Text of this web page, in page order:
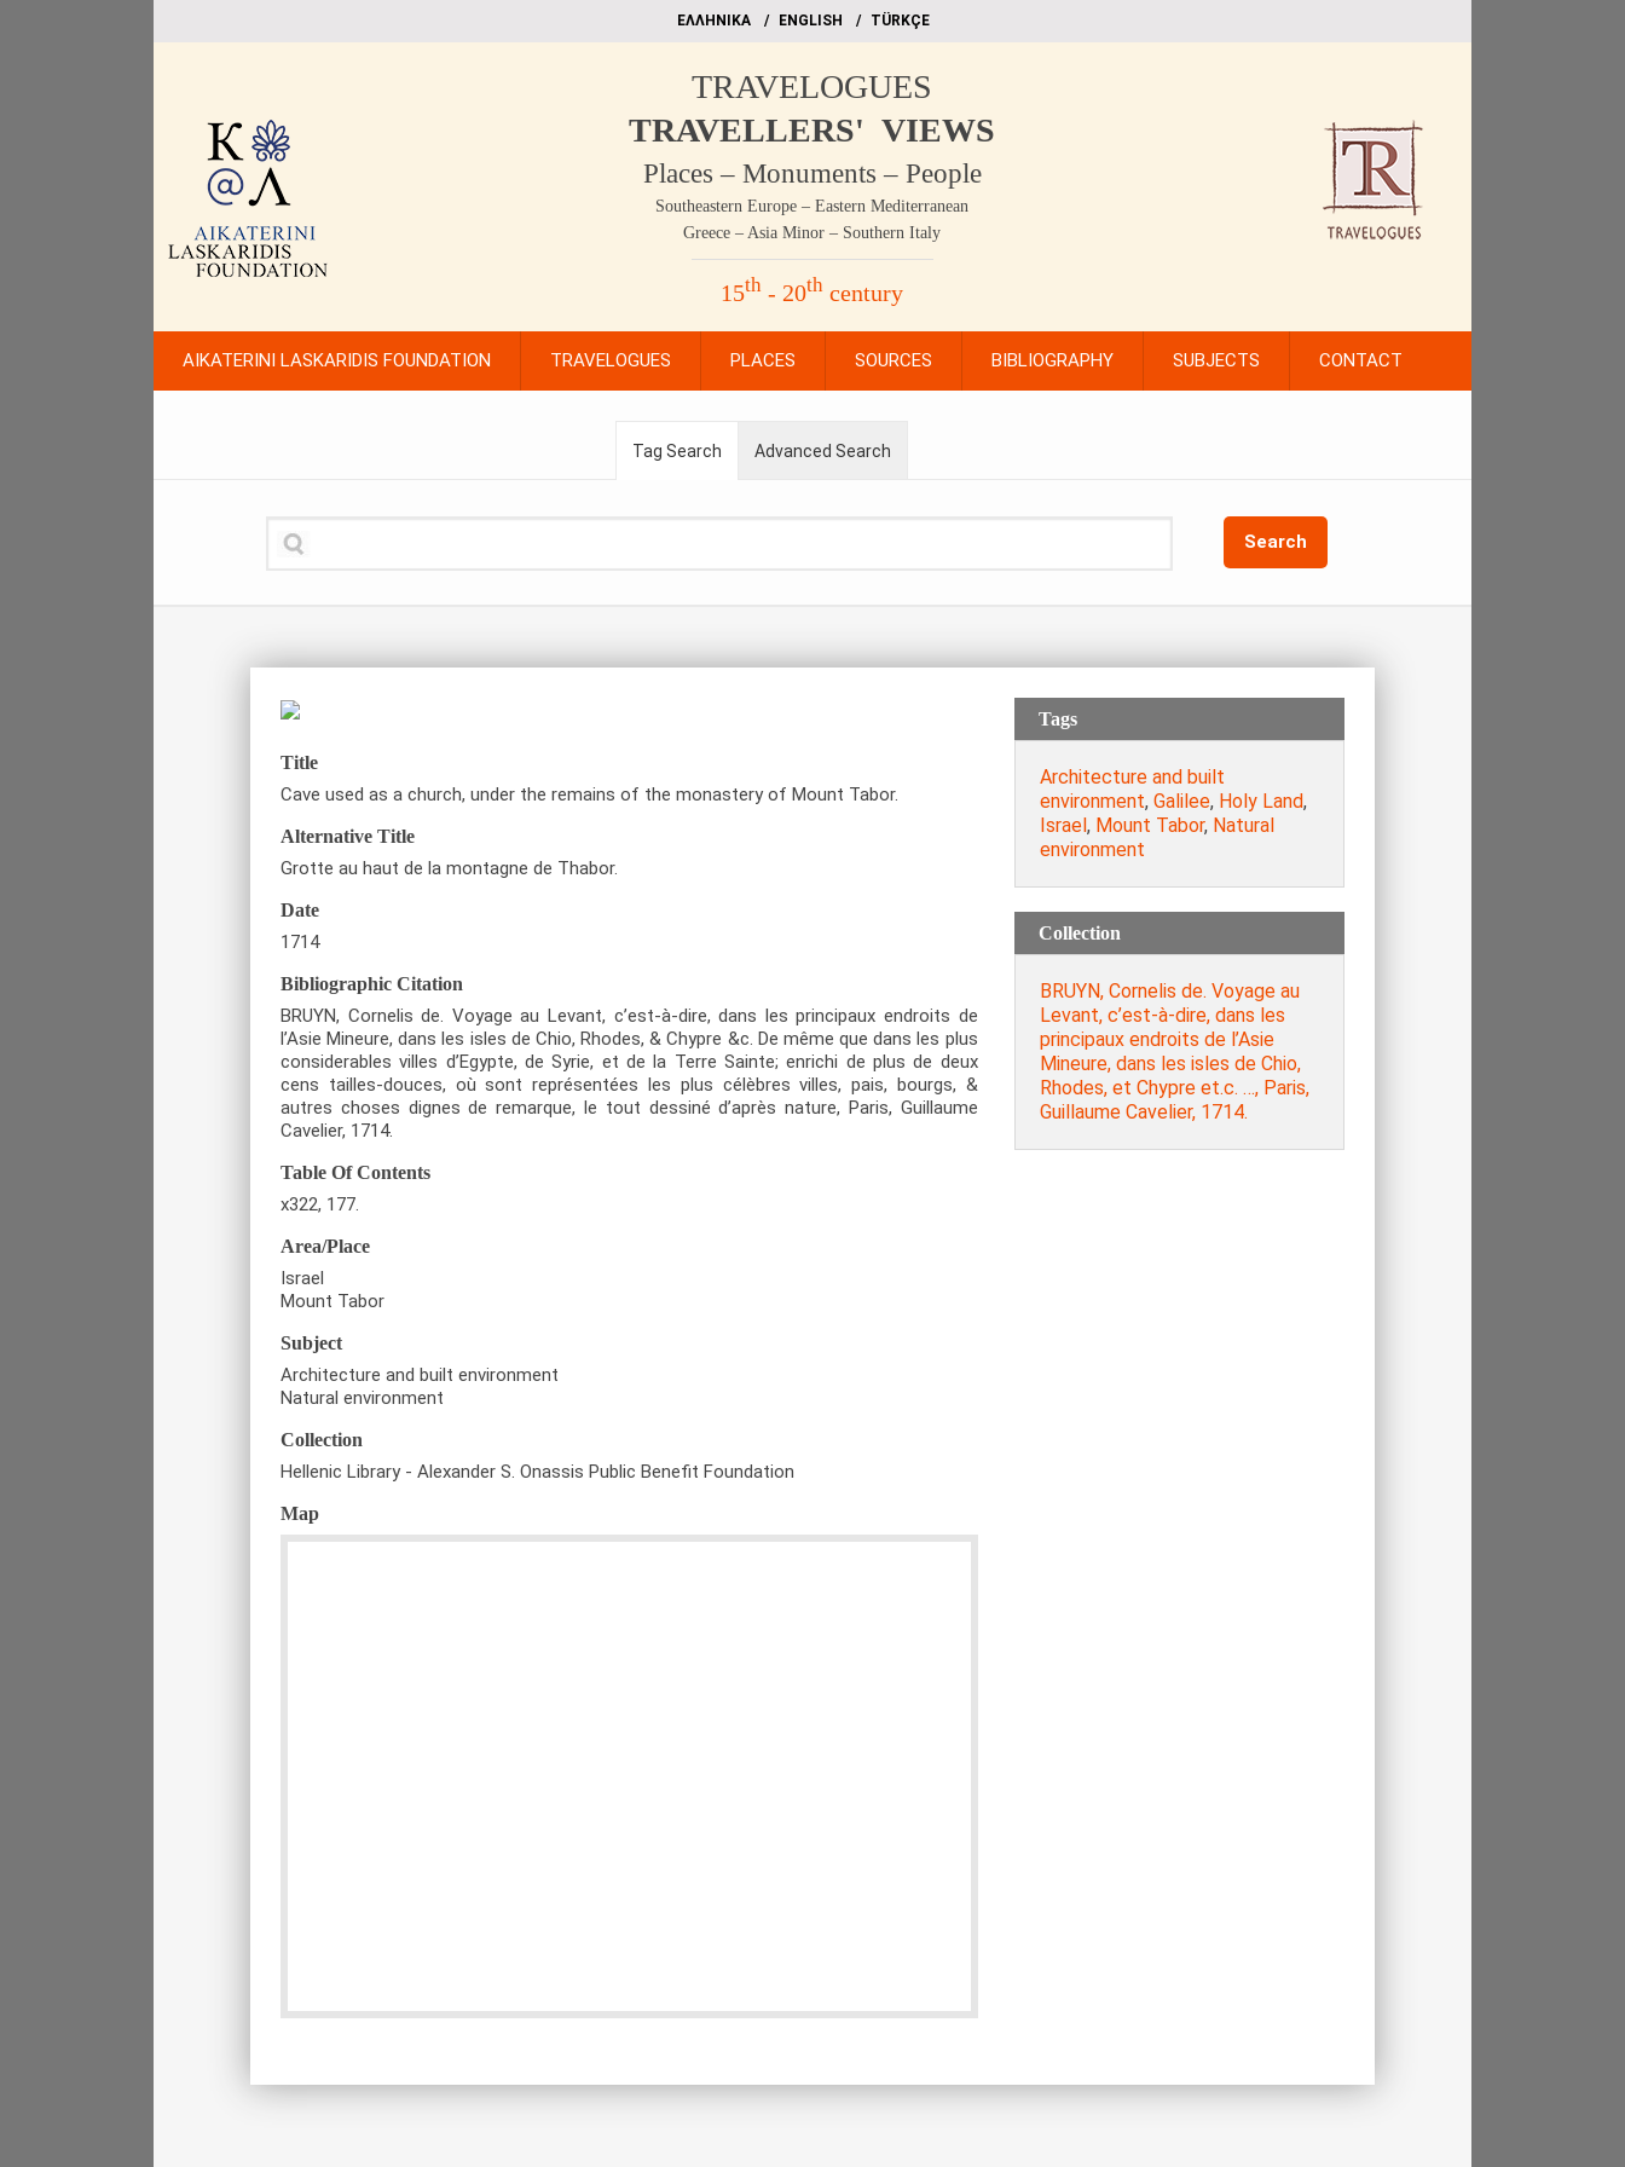
EΛΛΗΝΙΚΑ ΕΝGLISH TÜRKÇE
TRAVELOGUES
TRAVELLERS' VIEWS
Places – Monuments – People
Southeastern Europe – Eastern Mediterranean
Greece – Asia Minor – Southern Italy
15th - 20th century
AIKATERINI LASKARIDIS FOUNDATION TRAVELOGUES PLACES SOURCES BIBLIOGRAPHY SUBJECTS CONTACT
Tag Search
Search
Advanced Search
Title
Cave used as a church, under the remains of the monastery of Mount Tabor.
Alternative Title
Grotte au haut de la montagne de Thabor.
Date
1714
Bibliographic Citation
BRUYN, Cornelis de. Voyage au Levant, c’est-à-dire, dans les principaux endroits de
l’Asie Mineure, dans les isles de Chio, Rhodes, & Chypre &c. De même que dans les plus
considerables villes d’Egypte, de Syrie, et de la Terre Sainte; enrichi de plus de deux
cens tailles-douces, où sont représentées les plus célèbres villes, pais, bourgs, &
autres choses dignes de remarque, le tout dessiné d’après nature, Paris, Guillaume
Cavelier, 1714.
Table Of Contents
x322, 177.
Area/Place
Israel
Mount Tabor
Subject
Architecture and built environment
Natural environment
Collection
Hellenic Library - Alexander S. Onassis Public Benefit Foundation
Map
Tags
Architecture and built
environment, Galilee, Holy Land,
Israel, Mount Tabor, Natural
environment
Collection
BRUYN, Cornelis de. Voyage au
Levant, c’est-à-dire, dans les
principaux endroits de l’Asie
Mineure, dans les isles de Chio,
Rhodes, et Chypre et.c. …, Paris,
Guillaume Cavelier, 1714.